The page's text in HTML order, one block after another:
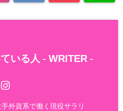
いる人 - WRITER-
外資系で働く現役サラリ